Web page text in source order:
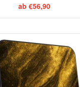
ab €56,90